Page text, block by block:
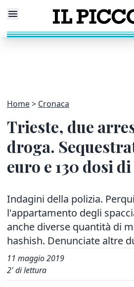
Home Cronaca
Trieste, due
droga.
euro e 130 dosi
Indagini della polizia.
l'appartamento degli
anche diverse quantità di
hashish. Denunciate altre
11 maggio 2019
2' di lettura